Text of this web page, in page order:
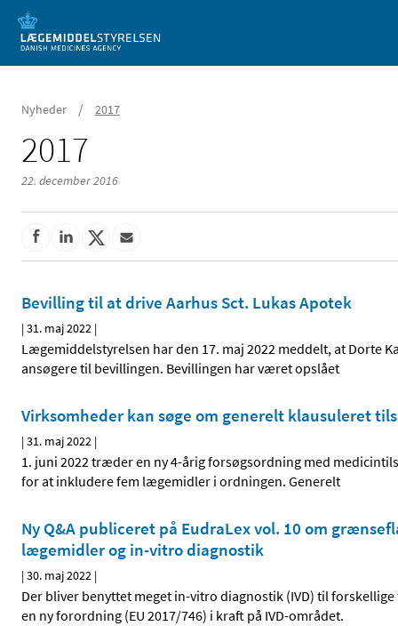
Mobil visning
Nyheder / 2017
2017
22. december 2016
Bevilling til at drive Aarhus Sct. Lukas Apotek
|31. maj 2022 |
Lægemiddelstyrelsen har den 17. maj 2022 meddelt, at Dorte
ansøgere til bevillingen. Bevillingen har været opslået
Virksomheder kan søge om generelt klausuleret
|31. maj 2022 |
1. juni 2022 træder en ny 4-årig forsøgsordning med
for at inkludere fem lægemidler i ordningen. Generelt
Ny Q&A publiceret på EudraLex vol. 10 om
lægemidler og in-vitro diagnostik
|30. maj 2022 |
Der bliver benyttet meget in-vitro diagnostik (IVD) til
en ny forordning (EU 2017/746) i kraft på IVD-området.